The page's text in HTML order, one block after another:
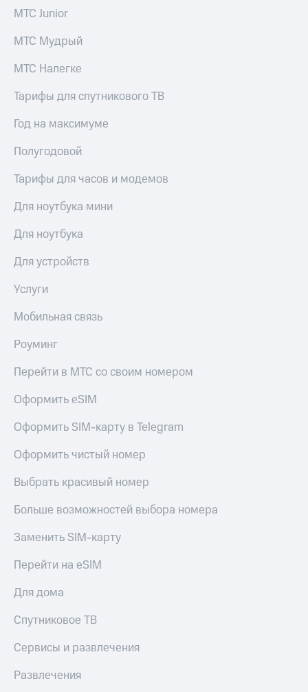
МТС Junior
МТС Мудрый
МТС Налегке
Тарифы для спутникового ТВ
Год на максимуме
Полугодовой
Тарифы для часов и модемов
Для ноутбука мини
Для ноутбука
Для устройств
Услуги
Мобильная связь
Роуминг
Перейти в МТС со своим номером
Оформить eSIM
Оформить SIM-карту в Telegram
Оформить чистый номер
Выбрать красивый номер
Больше возможностей выбора номера
Заменить SIM-карту
Перейти на eSIM
Для дома
Спутниковое ТВ
Сервисы и развлечения
Развлечения